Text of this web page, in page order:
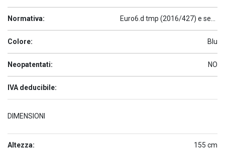
Normativa:
Colore: Blu
Neopatentati: NO
IVA deducibile:
DIMENSIONI
Altezza: 155 cm